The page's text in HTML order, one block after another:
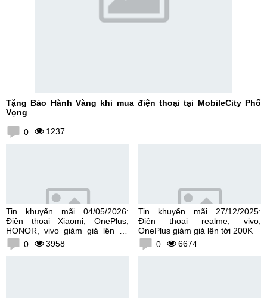
Tặng Bảo Hành Vàng khi mua điện thoại tại MobileCity Phố
Vọng
0 1237
Tin khuyến mãi 04/05/2026:
Điện thoại Xiaomi, OnePlus,
HONOR, vivo giảm giá lên tới
300K0 3958
Tin khuyến mãi 27/12/2025:
Điện thoại realme, vivo,
OnePlus giảm giá lên tới 200K
0
6674